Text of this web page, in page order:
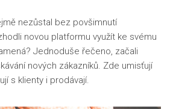
nezůstal bez povšimnutí
novou platformu využít ke svému
Jednoduše řečeno, začali
nových zákazníků. Zde umisťují
s klienty i prodávají.